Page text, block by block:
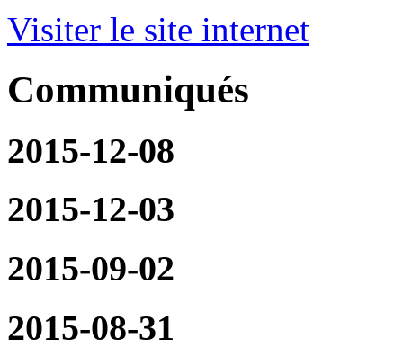
Visiter le site internet
Communiqués
2015-12-08
2015-12-03
2015-09-02
2015-08-31